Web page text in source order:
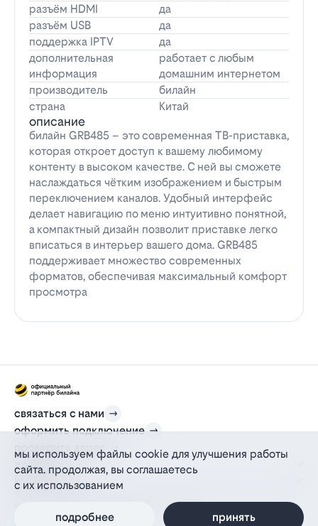
разъём HDMI
да
разъём USB
да
поддержка IPTV
да
дополнительная
информация
работает с любым
домашним интернетом
производитель
билайн
страна
Китай
описание
билайн GRB485 – это современная ТВ-приставка,
которая откроет доступ к вашему любимому
контенту в высоком качестве. С ней вы сможете
наслаждаться чётким изображением и быстрым
переключением каналов. Удобный интерфейс
делает навигацию по меню интуитивно понятной,
а компактный дизайн позволит приставке легко
вписаться в интерьер вашего дома. GRB485
поддерживает множество современных
форматов, обеспечивая максимальный комфорт
просмотра
связаться с нами
оформить подключение
проверить адрес
для дома
информация
действующий на основании агентского договора
политика персональных данных
мы используем файлы cookie для улучшения работы
сайта. продолжая, вы соглашаетесь
с их использованием
подробнее принять